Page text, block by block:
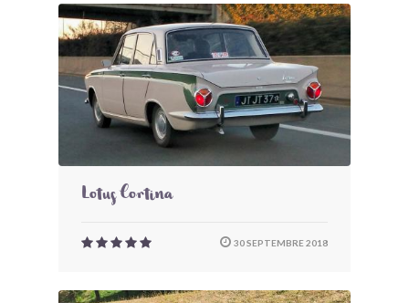
Lotus Cortina
30 SEPTEMBRE 2018